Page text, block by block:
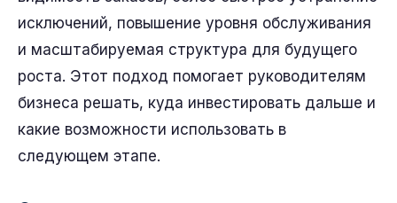
исключений, повышение уровня обслуживания
и масштабируемая структура для будущего
роста. Этот подход помогает руководителям
бизнеса решать, куда инвестировать дальше и
какие возможности использовать в
следующем этапе.